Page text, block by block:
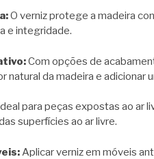
O verniz protege a madeira
e integridade.
Com opções de
natural da madeira e adicionar
para peças expostas ao ar
superfícies ao ar livre.
Aplicar verniz em móveis